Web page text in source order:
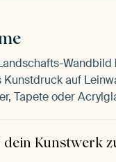
Wandbild
Kunstdruck auf
Tapete oder
Kunstwerk